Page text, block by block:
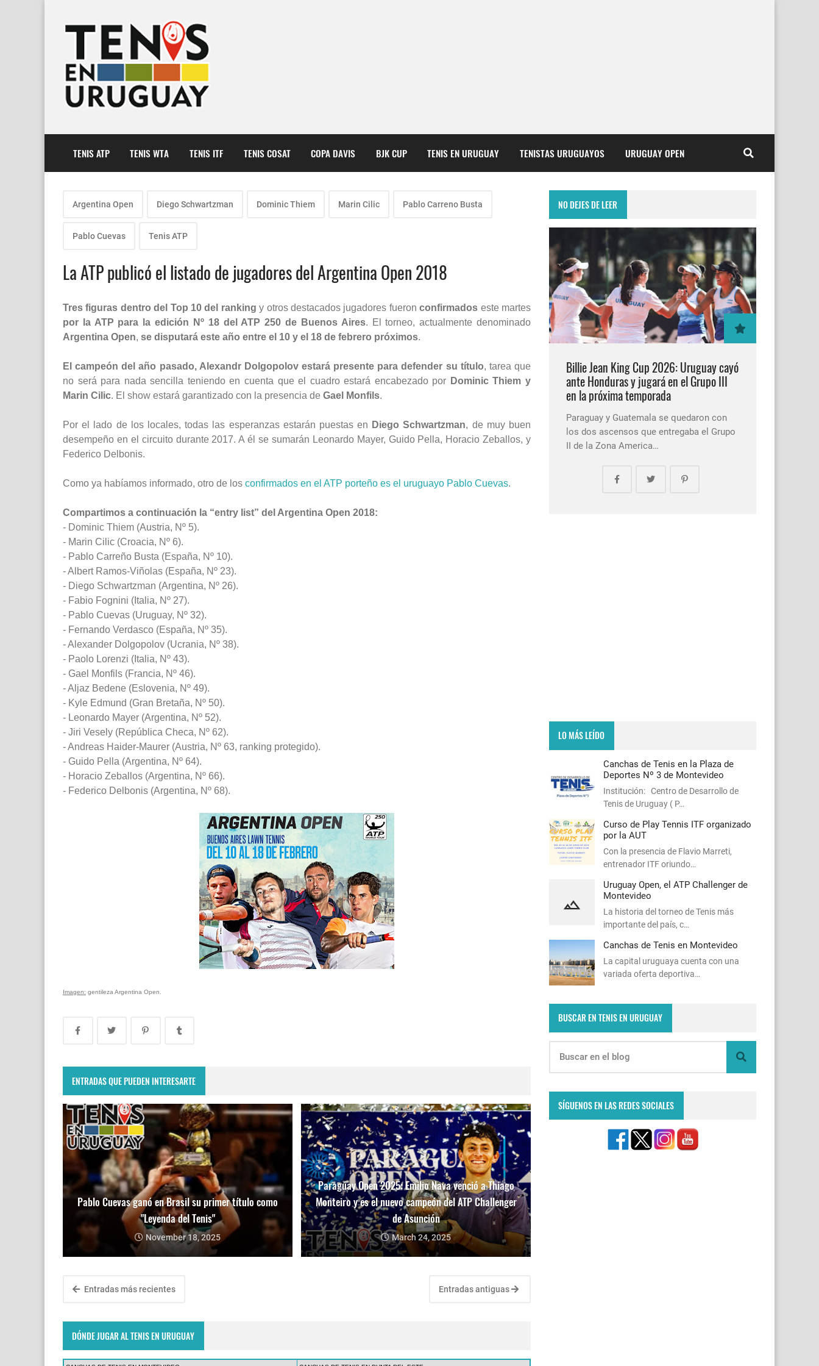
TENIS ATP TENIS WTA TENIS ITF TENIS COSAT COPA DAVIS BJK CUP TENIS EN URUGUAY TENISTAS URUGUAYOS URUGUAY OPEN
Argentina Open Diego Schwartzman Dominic Thiem Marin Cilic Pablo Carreno Busta
Pablo Cuevas Tenis ATP
La ATP publicó el listado de jugadores del Argentina Open 2018
Tres figuras dentro del Top 10 del ranking y otros destacados jugadores fueronconfirmados este martes
por la ATP para la edición Nº 18 del ATP 250 de Buenos Aires. El torneo, actualmente denominado
Argentina Open, se disputará este año entre el 10 y el 18 de febrero próximos.
El campeón del año pasado, Alexandr Dolgopolov estará presente para defender su título, tarea que
no será para nada sencilla teniendo en cuenta que el cuadro estará encabezado por Dominic Thiem y
Marin Cilic. El show estará garantizado con la presencia de Gael Monfils.
Por el lado de los locales, todas las esperanzas estarán puestas en Diego Schwartzman, de muy buen
desempeño en el circuito durante 2017. A él se sumarán Leonardo Mayer, Guido Pella, Horacio Zeballos, y
Federico Delbonis.
Como ya habíamos informado, otro de los confirmados en el ATP porteño es el uruguayo Pablo Cuevas.
Compartimos a continuación la “entry list” del Argentina Open 2018:
- Dominic Thiem (Austria, Nº 5).
- Marin Cilic (Croacia, Nº 6).
- Pablo Carreño Busta (España, Nº 10).
- Albert Ramos-Viñolas (España, Nº 23).
- Diego Schwartzman (Argentina, Nº 26).
- Fabio Fognini (Italia, Nº 27).
- Pablo Cuevas (Uruguay, Nº 32).
- Fernando Verdasco (España, Nº 35).
- Alexander Dolgopolov (Ucrania, Nº 38).
- Paolo Lorenzi (Italia, Nº 43).
- Gael Monfils (Francia, Nº 46).
- Aljaz Bedene (Eslovenia, Nº 49).
- Kyle Edmund (Gran Bretaña, Nº 50).
- Leonardo Mayer (Argentina, Nº 52).
- Jiri Vesely (República Checa, Nº 62).
- Andreas Haider-Maurer (Austria, Nº 63, ranking protegido).
- Guido Pella (Argentina, Nº 64).
- Horacio Zeballos (Argentina, Nº 66).
- Federico Delbonis (Argentina, Nº 68).
Imagen: gentileza Argentina Open.
ENTRADAS QUE PUEDEN INTERESARTE
Pablo Cuevas ganó en Brasil su primer título como
"Leyenda del Tenis"
November 18, 2025
Paraguay Open 2025: Emilio Nava venció a Thiago
Monteiro y es el nuevo campeón del ATP Challenger
de Asunción
March 24, 2025
Entradas más recientes Entradas antiguas
DÓNDE JUGAR AL TENIS EN URUGUAY
NO DEJES DE LEER
Billie Jean King Cup 2026: Uruguay cayó
ante Honduras y jugará en el Grupo III
en la próxima temporada
Paraguay y Guatemala se quedaron con
los dos ascensos que entregaba el Grupo
II de la Zona America…
LO MÁS LEÍDO
Canchas de Tenis en la Plaza de
Deportes Nº 3 de Montevideo
Institución: Centro de Desarrollo de
Tenis de Uruguay ( P…
Curso de Play Tennis ITF organizado
por la AUT
Con la presencia de Flavio Marreti,
entrenador ITF oriundo…
Uruguay Open, el ATP Challenger de
Montevideo
La historia del torneo de Tenis más
importante del país, c…
Canchas de Tenis en Montevideo
La capital uruguaya cuenta con una
variada oferta deportiva…
BUSCAR EN TENIS EN URUGUAY
SÍGUENOS EN LAS REDES SOCIALES